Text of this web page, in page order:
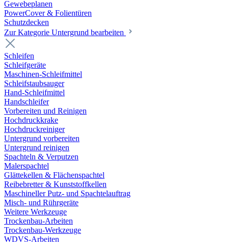
Gewebeplanen
PowerCover & Folientüren
Schutzdecken
Zur Kategorie Untergrund bearbeiten
Schleifen
Schleifgeräte
Maschinen-Schleifmittel
Schleifstaubsauger
Hand-Schleifmittel
Handschleifer
Vorbereiten und Reinigen
Hochdruckkrake
Hochdruckreiniger
Untergrund vorbereiten
Untergrund reinigen
Spachteln & Verputzen
Malerspachtel
Glättekellen & Flächenspachtel
Reibebretter & Kunststoffkellen
Maschineller Putz- und Spachtelauftrag
Misch- und Rührgeräte
Weitere Werkzeuge
Trockenbau-Arbeiten
Trockenbau-Werkzeuge
WDVS-Arbeiten